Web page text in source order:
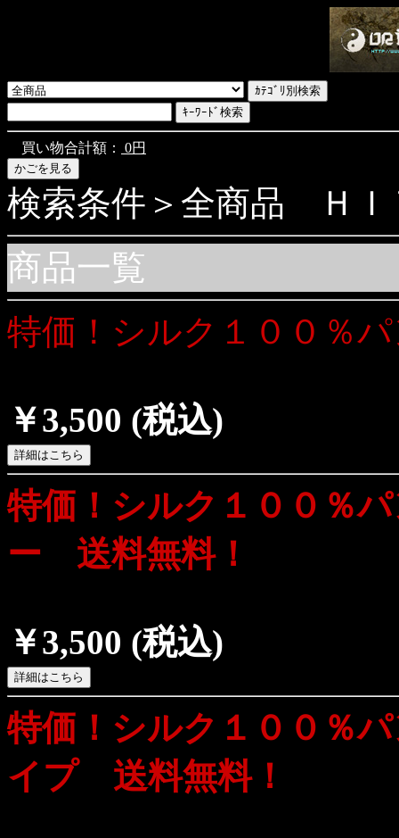
買い物合計額： 0円
検索条件＞全商品 ＨＩ
商品一覧
特価！シルク１００
￥3,500 (税込)
特価！シルク１００％
ー 送料無料！
￥3,500 (税込)
特価！シルク１００
イプ 送料無料！